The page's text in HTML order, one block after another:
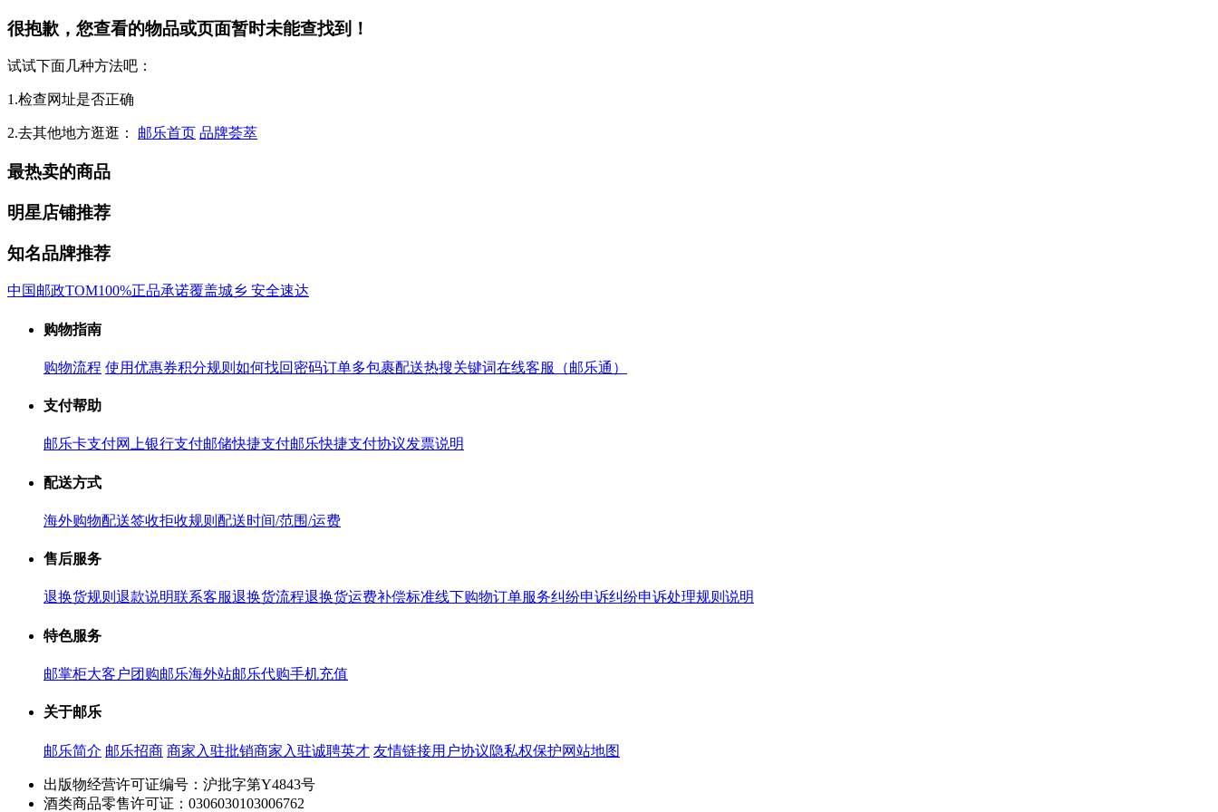
很抱歉，您查看的物品或页面暂时未能查找到！
试试下面几种方法吧：
1.检查网址是否正确
2.去其他地方逛逛： 邮乐首页 品牌荟萃
最热卖的商品
明星店铺推荐
知名品牌推荐
中国邮政TOM100%正品承诺覆盖城乡 安全速达
购物指南
购物流程 使用优惠券积分规则 如何找回密码订单多包裹配送热搜关键词在线客服（邮乐通）
支付帮助
邮乐卡支付网上银行支付邮储快捷支付邮乐快捷支付协议发票说明
配送方式
海外购物配送签收拒收规则 配送时间/范围/运费
售后服务
退换货规则 退款说明联系客服退换货流程退换货运费补偿标准线下购物订单服务纠纷申诉纠纷申诉处理规则说明
特色服务
邮掌柜大客户团购邮乐海外站邮乐代购手机充值
关于邮乐
邮乐简介 邮乐招商 商家入驻批销商家入驻诚聘英才 友情链接用户协议隐私权保护网站地图
出版物经营许可证编号：沪批字第Y4843号
酒类商品零售许可证：0306030103006762